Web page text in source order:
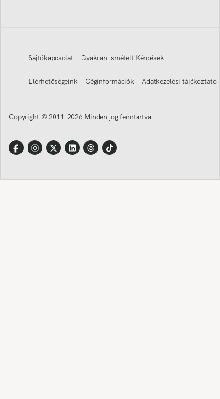
Sajtókapcsolat Gyakran Ismételt Kérdések
Elérhetőségeink Céginformációk Adatkezelési tájékoztató
Copyright © 2011-2026 Minden jog fenntartva